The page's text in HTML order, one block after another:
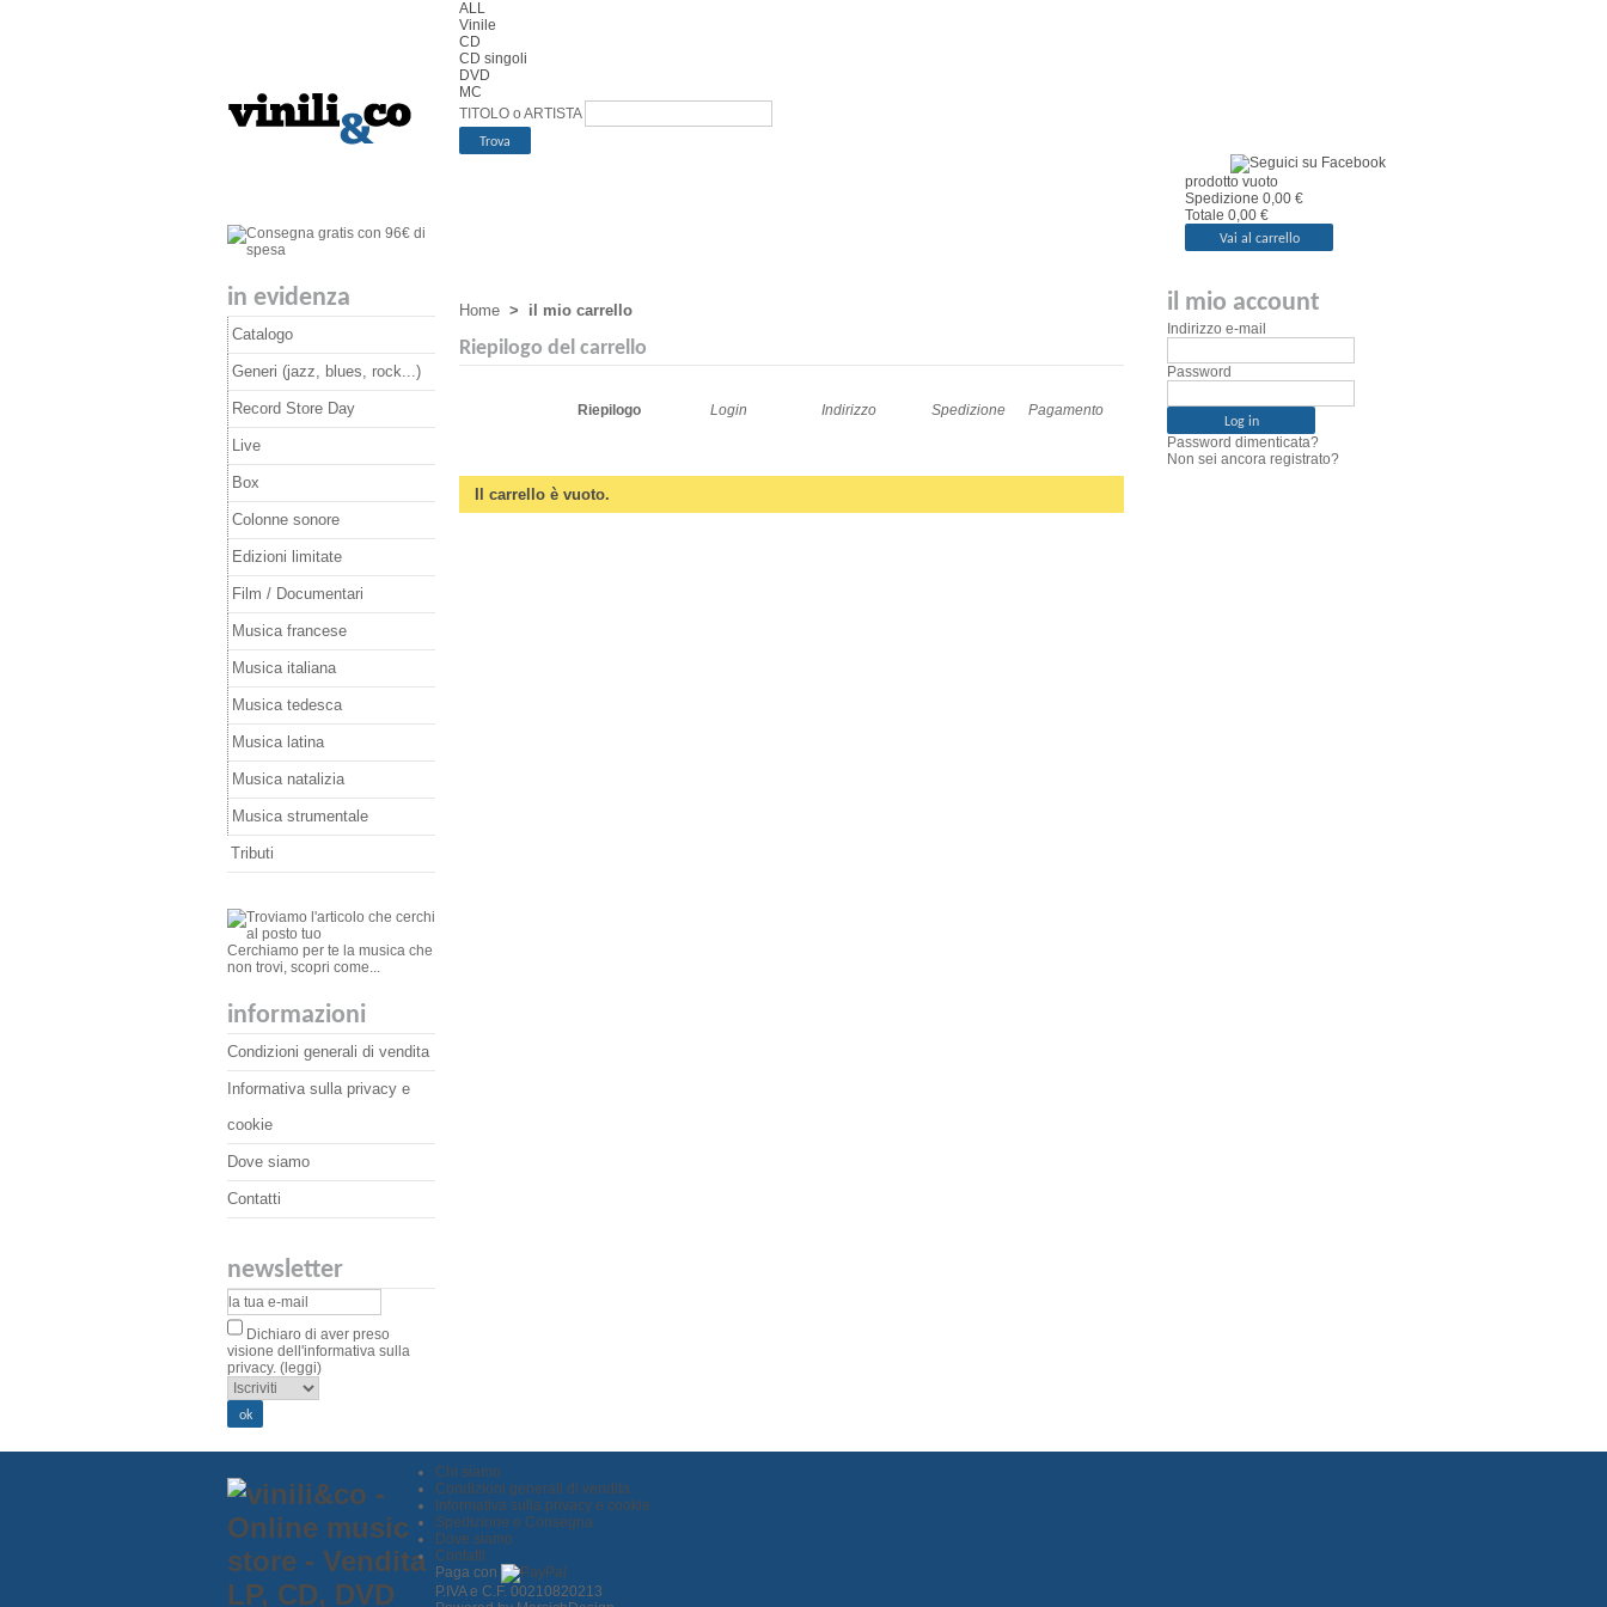
ALL
Vinile
CD
CD singoli
DVD
MC
TITOLO o ARTISTA
in evidenza
Catalogo
Generi (jazz, blues, rock...)
Record Store Day
Live
Box
Colonne sonore
Edizioni limitate
Film / Documentari
Musica francese
Musica italiana
Musica tedesca
Musica latina
Musica natalizia
Musica strumentale
Tributi
Cerchiamo per te la musica che
non trovi, scopri come...
informazioni
Condizioni generali di vendita
Informativa sulla privacy e
cookie
Dove siamo
Contatti
newsletter
Dichiaro di aver preso
visione dell'informativa sulla
privacy. (leggi)
Home > il mio carrello
Riepilogo del carrello
Riepilogo Login Indirizzo Spedizione Pagamento
Il carrello è vuoto.
prodotto vuoto
Spedizione 0,00 €
Totale 0,00 €
Vai al carrello
il mio account
Indirizzo e-mail
Password
Password dimenticata?
Non sei ancora registrato?
Chi siamo
Condizioni generali di vendita
Informativa sulla privacy e cookie
Spedizione e Consegna
Dove siamo
Contatti
Paga con
P.IVA e C.F. 00210820213